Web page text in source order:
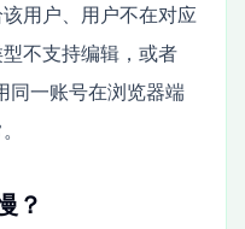
用户、用户不在对应
不支持编辑，或者
同一账号在浏览器端
？